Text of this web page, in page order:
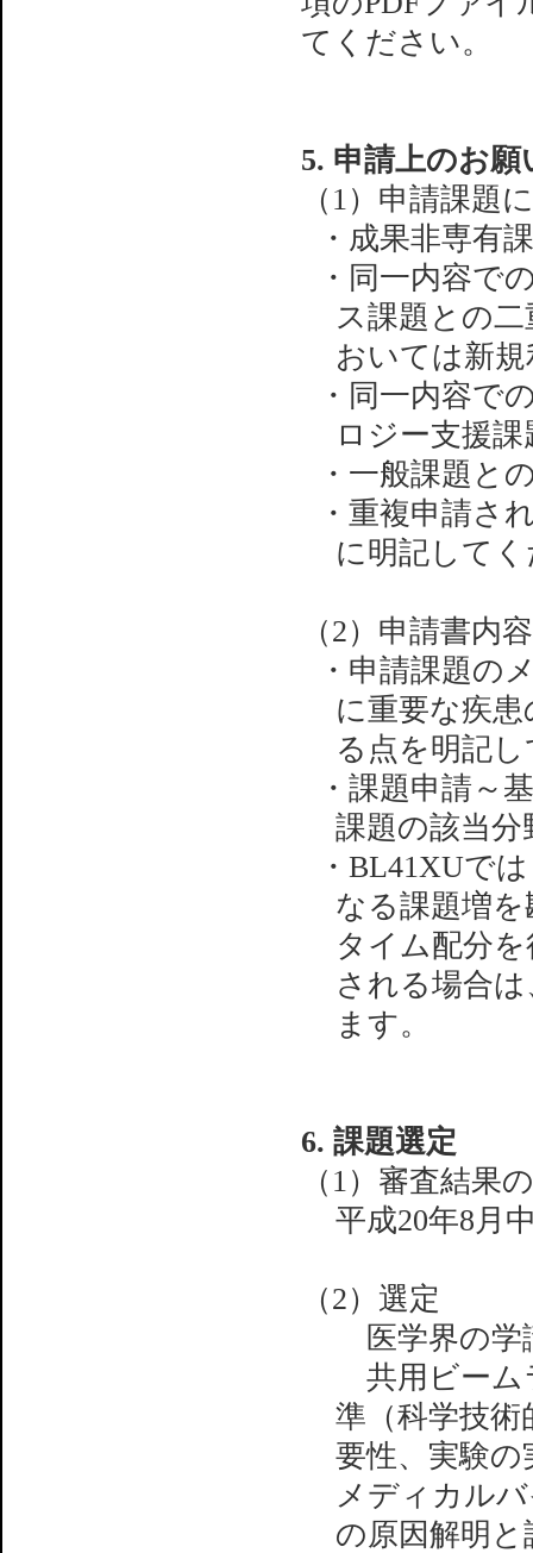
てください。
5. 申請上のお願
（1）申請課題
・成果非専有
・同一内容で
ス課題との
おいては新
・同一内容で
ロジー支援
・一般課題と
・重複申請さ
に明記して
（2）申請書内
・申請課題の
に重要な疾
る点を明記
・課題申請～
課題の該当
・BL41XUで
なる課題増
タイム配分
される場合
ます。
6. 課題選定
（1）審査結果
平成20年8月
（2）選定
医学界の学
共用ビーム
準（科学技術
要性、実験の
メディカル
の原因解明